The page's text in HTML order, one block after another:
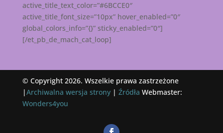
active_title_text_color=”#6BCCE0″
active_title_font_size=”10px” hover_enabled=”0″
global_colors_info=”{}” sticky_enabled=”0″]
[/et_pb_de_mach_cat_loop]
© Copyright 2026. Wszelkie prawa zastrzeżone
|Archiwalna wersja strony| Źródła Webmaster:
Wonders4you